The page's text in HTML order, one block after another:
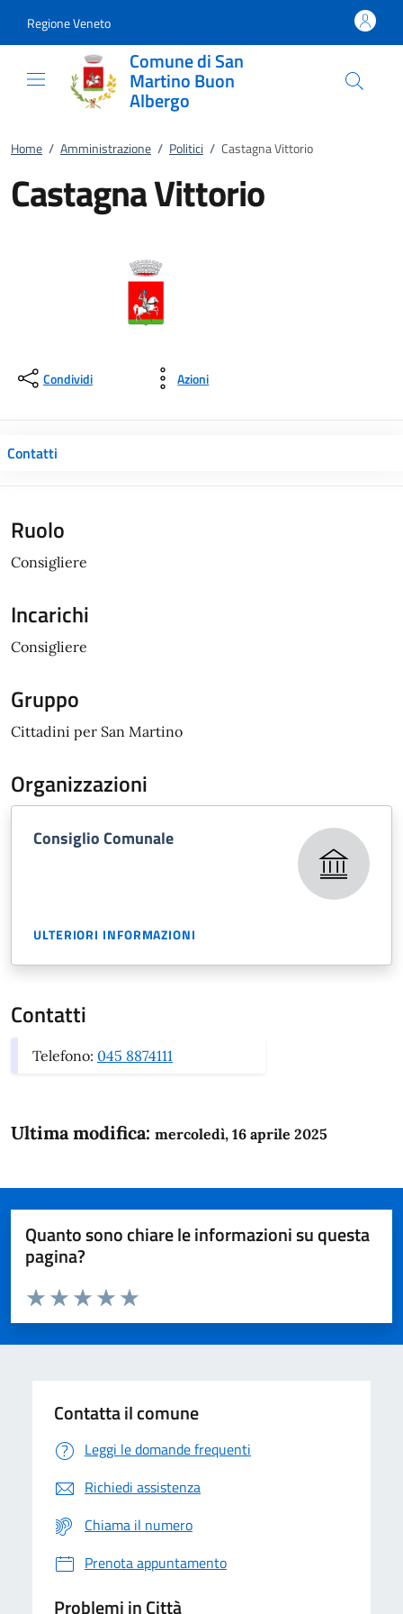
Regione Veneto
Comune di San
Martino Buon
Albergo
Home / Amministrazione / Politici / Castagna Vittorio
Castagna Vittorio
Condividi Azioni
Contatti
Ruolo
Consigliere
Incarichi
Consigliere
Gruppo
Cittadini per San Martino
Organizzazioni
Consiglio Comunale
ULTERIORI INFORMAZIONI
Contatti
Telefono: 045 8874111
Ultima modifica: mercoledì, 16 aprile 2025
Quanto sono chiare le informazioni su questa
pagina?
Domanda
Valuta da 1 a 5 stelle la pagina
Valuta 5 stelle su 5
Valuta 4 stelle su 5
Valuta 3 stelle su 5
Valuta 2 stelle su 5
Valuta 1 stelle su 5
Contatta il comune
Leggi le domande frequenti
Richiedi assistenza
Chiama il numero
Prenota appuntamento
Problemi in Città